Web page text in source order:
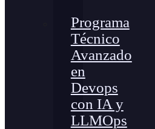
Programa
Técnico
Avanzado
en
Devops
con IA y
LLMOps